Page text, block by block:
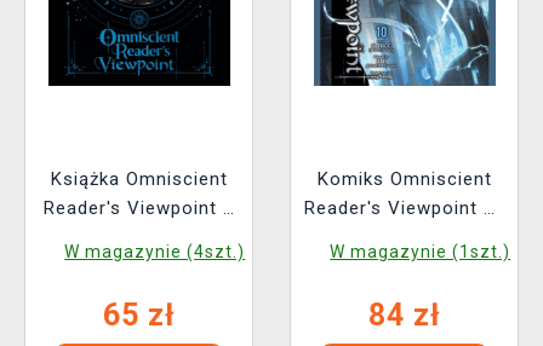
Książka Omniscient
Reader's Viewpoint 3
W magazynie (4szt.)
65 zł
Komiks Omniscient
Reader's Viewpoint 10
W magazynie (1szt.)
84 zł